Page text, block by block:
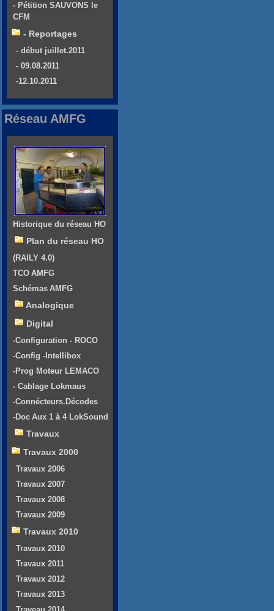
- Pétition SAUVONS le
CFM
- Reportages
- début juillet.2011
- 09.08.2011
-12.10.2011
Réseau AMFG
Historique du réseau HO
Plan du réseau HO
(RAILY 4.0)
TCO AMFG
Schémas AMFG
Analogique
Digital
-Configuration - ROCO
-Config -Intellibox
-Prog Moteur LEMACO
- Cablage Lokmaus
-Connécteurs.Décodes
-Doc Aux 1 à 4 LokSound
Travaux
Travaux 2000
Travaux 2006
Travaux 2007
Travaux 2008
Travaux 2009
Travaux 2010
Travaux 2010
Travaux 2011
Travaux 2012
Travaux 2013